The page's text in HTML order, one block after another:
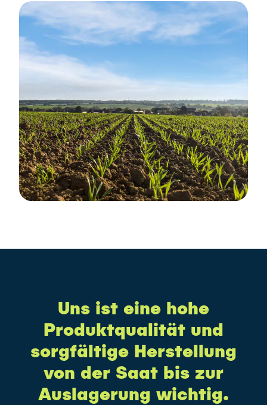
Uns ist eine hohe
Produktqualität und
sorgfältige Herstellung
von der Saat bis zur
Auslagerung wichtig.